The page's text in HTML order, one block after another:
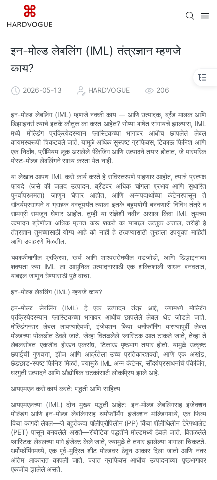
इन-मोल्ड लेबलिंग (IML) तंत्रज्ञान म्हणजे
काय?
2026-05-13 HARDVOGUE 206
इन-मोल्ड लेबलिंग (IML) म्हणजे नक्की काय — आणि उत्पादक, ब्रँड मालक आणि
डिझाइनर्स त्याचे इतके कौतुक का करत आहेत? सोप्या भाषेत सांगायचे झाल्यास, IML
मध्ये मोल्डिंग प्रक्रियेदरम्यान प्लास्टिकच्या भागावर आधीच छापलेले लेबल
कायमस्वरूपी चिकटवले जाते. यामुळे अधिक सुस्पष्ट ग्राफिक्स, टिकाऊ फिनिश आणि
एक निर्दोष, प्रीमियम लूक असलेले पॅकेजिंग आणि उत्पादने तयार होतात, जे पारंपरिक
पोस्ट-मोल्ड लेबलिंगने साध्य करता येत नाही.
या लेखात आपण IML कसे कार्य करते हे सविस्तरपणे पाहणार आहोत, त्याचे प्रत्यक्ष
फायदे (जसे की जलद उत्पादन, ब्रँडवर अधिक चांगला प्रभाव आणि सुधारित
पुनर्वापरक्षमता) जाणून घेणार आहोत, आणि अन्नपदार्थांच्या कंटेनरपासून ते
सौंदर्यप्रसाधने व ग्राहक वस्तूंपर्यंत त्याला इतके बहुपयोगी बनवणारी विविध तंत्रे व
सामग्री समजून घेणार आहोत. तुम्ही या संज्ञेशी नवीन असाल किंवा IML तुमच्या
उत्पादन श्रेणीला अधिक प्रगत करू शकते का याबद्दल उत्सुक असाल, तरीही हे
तंत्रज्ञान तुमच्यासाठी योग्य आहे की नाही हे ठरवण्यासाठी तुम्हाला उपयुक्त माहिती
आणि उदाहरणे मिळतील.
चकाकीमागील प्रक्रिया, खर्च आणि शाश्वततेमधील तडजोडी, आणि डिझाइनच्या
शक्यता ज्या IML ला आधुनिक उत्पादनासाठी एक शक्तिशाली साधन बनवतात,
याबद्दल जाणून घेण्यासाठी पुढे वाचा.
इन-मोल्ड लेबलिंग (IML) म्हणजे काय?
इन-मोल्ड लेबलिंग (IML) हे एक उत्पादन तंत्र आहे, ज्यामध्ये मोल्डिंग
प्रक्रियेदरम्यान प्लास्टिकच्या भागावर आधीच छापलेले लेबल थेट जोडले जाते.
मोल्डिंगनंतर लेबल लावण्याऐवजी, इंजेक्शन किंवा थर्मोफॉर्मिंग करण्यापूर्वी लेबल
मोल्डच्या पोकळीत ठेवले जाते. जेव्हा वितळलेले प्लास्टिक आत टाकले जाते, तेव्हा ते
लेबलसोबत एकजीव होऊन एकसंध, टिकाऊ पृष्ठभाग तयार होतो. यामुळे उत्कृष्ट
छपाईची गुणवत्ता, झीज आणि आर्द्रतेला उच्च प्रतिकारशक्ती, आणि एक अखंड,
छेडछाड-स्पष्ट फिनिश मिळते, ज्यामुळे IML अन्न कंटेनर, सौंदर्यप्रसाधनांचे पॅकेजिंग,
घरगुती उत्पादने आणि औद्योगिक घटकांसाठी लोकप्रिय झाले आहे.
आयएमएल कसे कार्य करते: पद्धती आणि साहित्य
आयएमएलच्या (IML) दोन मुख्य पद्धती आहेत: इन-मोल्ड लेबलिंगसह इंजेक्शन
मोल्डिंग आणि इन-मोल्ड लेबलिंगसह थर्मोफॉर्मिंग. इंजेक्शन मोल्डिंगमध्ये, एक फिल्म
किंवा कागदी लेबल—जे बहुतेकदा पॉलीप्रोपिलीन (PP) किंवा पॉलीथिलीन टेरेफ्थालेट
(PET) पासून बनवलेले असते—रोबोटिक पद्धतीने मोल्डमध्ये ठेवले जाते. वितळलेले
प्लास्टिक लेबलच्या मागे इंजेक्ट केले जाते, ज्यामुळे ते तयार झालेल्या भागाला चिकटते.
थर्मोफॉर्मिंगमध्ये, एक पूर्व-मुद्रित शीट मोल्डवर ठेवून आकार दिला जातो आणि नंतर
अंतिम आकारात कापली जाते, ज्यात ग्राफिक्स आधीच उत्पादनाच्या पृष्ठभागावर
एकजीव झालेले असते.